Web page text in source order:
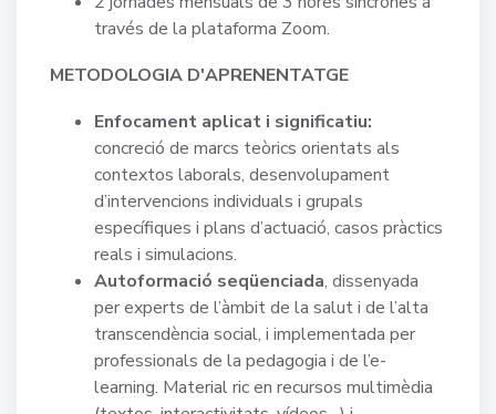
través de la plataforma Zoom.
METODOLOGIA D'APRENENTATGE
Enfocament aplicat i significatiu:
concreció de marcs teòrics orientats als
contextos laborals, desenvolupament
d’intervencions individuals i grupals
específiques i plans d’actuació, casos pràctics
reals i simulacions.
Autoformació seqüenciada, dissenyada
per experts de l’àmbit de la salut i de l’alta
transcendència social, i implementada per
professionals de la pedagogia i de l’e-
learning. Material ric en recursos multimèdia